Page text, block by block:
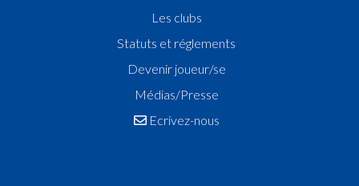
Les clubs
Statuts et réglements
Devenir joueur/se
Médias/Presse
Ecrivez-nous